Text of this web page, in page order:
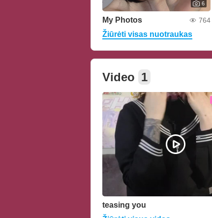
6
My Photos 764
Žiūrėti visas nuotraukas
Video 1
teasing you